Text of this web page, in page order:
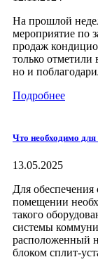
На прошлой
мероприятие по
продаж
только
но и
Подробнее
Что необходимо для
13.05.2025
Для
помещении
такого
системы
расположенный
блоком сплит-